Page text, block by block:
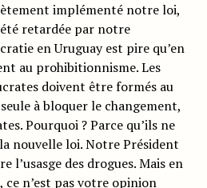
implémenté notre loi,
été retardée par notre
en Uruguay est pire qu’en
au prohibitionnisme. Les
doivent être formés au
à bloquer le changement,
Pourquoi ? Parce qu’ils ne
nouvelle loi. Notre Président
l’usasge des drogues. Mais en
n’est pas votre opinion